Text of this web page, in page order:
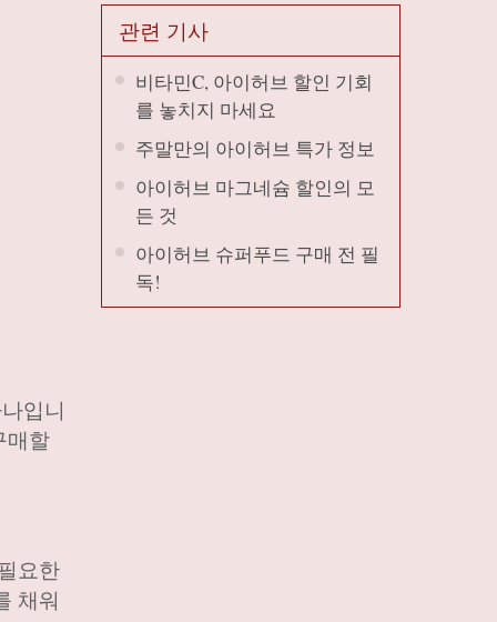
입니
매할
요한
채워
관련 기사
비타민C, 아이허브 할인 기회
를 놓치지 마세요
주말만의 아이허브 특가 정보
아이허브 마그네슘 할인의 모
든 것
아이허브 슈퍼푸드 구매 전 필
독!